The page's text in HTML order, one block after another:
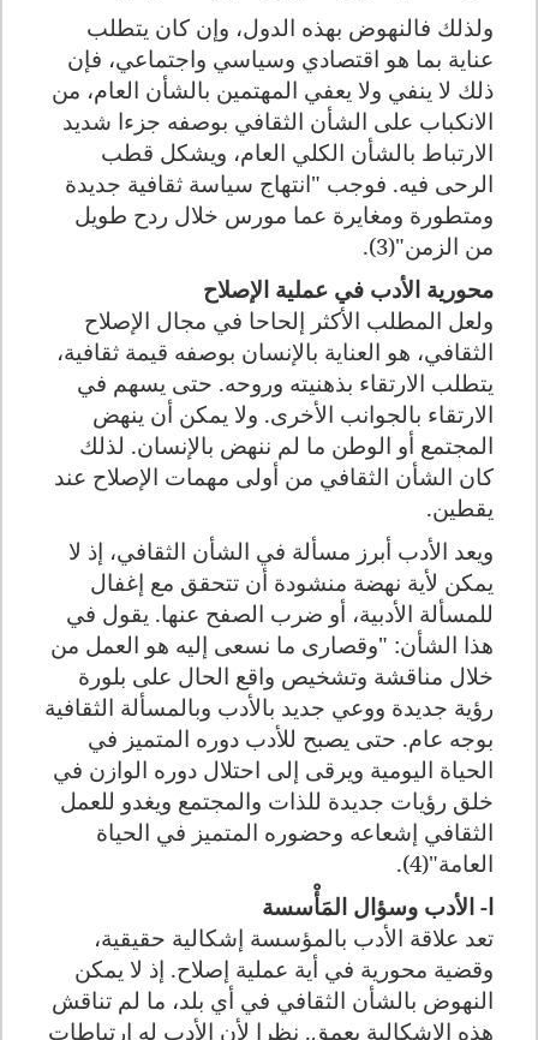
ولذلك فالنهوض بهذه الدول، وإن كان يتطلب
عناية بما هو اقتصادي وسياسي واجتماعي، فإن
ذلك لا ينفي ولا يعفي المهتمين بالشأن العام، من
الانكباب على الشأن الثقافي بوصفه جزءا شديد
الارتباط بالشأن الكلي العام، ويشكل قطب
الرحى فيه. فوجب "انتهاج سياسة ثقافية جديدة
ومتطورة ومغايرة عما مورس خلال ردح طويل
من الزمن"(3).
محورية الأدب في عملية الإصلاح
ولعل المطلب الأكثر إلحاحا في مجال الإصلاح
الثقافي، هو العناية بالإنسان بوصفه قيمة ثقافية،
يتطلب الارتقاء بذهنيته وروحه. حتى يسهم في
الارتقاء بالجوانب الأخرى. ولا يمكن أن ينهض
المجتمع أو الوطن ما لم ننهض بالإنسان. لذلك
كان الشأن الثقافي من أولى مهمات الإصلاح عند
يقطين.
ويعد الأدب أبرز مسألة في الشأن الثقافي، إذ لا
يمكن لأية نهضة منشودة أن تتحقق مع إغفال
للمسألة الأدبية، أو ضرب الصفح عنها. يقول في
هذا الشأن: "وقصارى ما نسعى إليه هو العمل من
خلال مناقشة وتشخيص واقع الحال على بلورة
رؤية جديدة ووعي جديد بالأدب وبالمسألة الثقافية
بوجه عام. حتى يصبح للأدب دوره المتميز في
الحياة اليومية ويرقى إلى احتلال دوره الوازن في
خلق رؤيات جديدة للذات والمجتمع ويغدو للعمل
الثقافي إشعاعه وحضوره المتميز في الحياة
العامة"(4).
ا- الأدب وسؤال المَأْسسة
تعد علاقة الأدب بالمؤسسة إشكالية حقيقية،
وقضية محورية في أية عملية إصلاح. إذ لا يمكن
النهوض بالشأن الثقافي في أي بلد، ما لم تناقش
هذه الإشكالية بعمق. نظرا لأن الأدب له ارتباطات